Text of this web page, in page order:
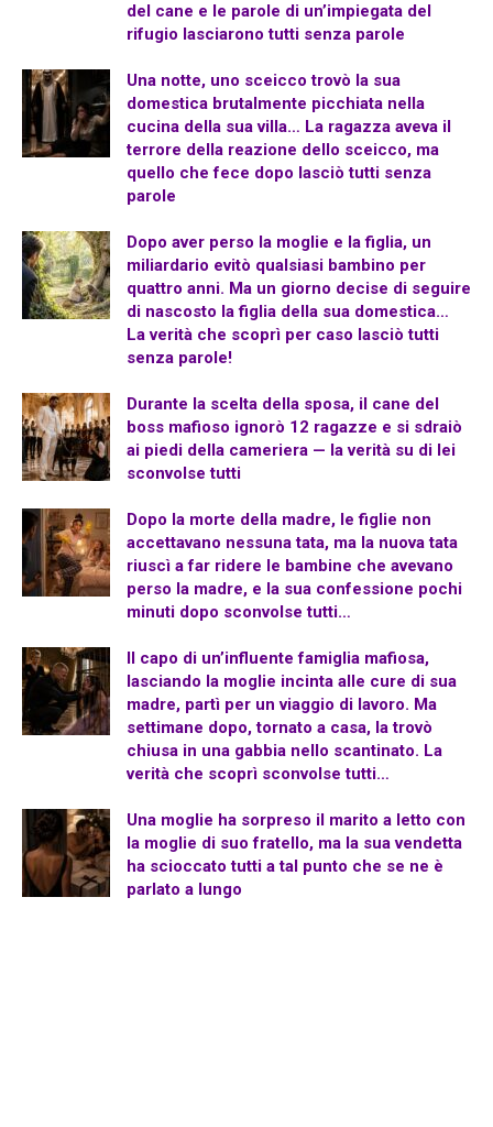
del cane e le parole di un’impiegata del
rifugio lasciarono tutti senza parole
Una notte, uno sceicco trovò la sua
domestica brutalmente picchiata nella
cucina della sua villa… La ragazza aveva il
terrore della reazione dello sceicco, ma
quello che fece dopo lasciò tutti senza
parole
Dopo aver perso la moglie e la figlia, un
miliardario evitò qualsiasi bambino per
quattro anni. Ma un giorno decise di seguire
di nascosto la figlia della sua domestica…
La verità che scoprì per caso lasciò tutti
senza parole!
Durante la scelta della sposa, il cane del
boss mafioso ignorò 12 ragazze e si sdraiò
ai piedi della cameriera — la verità su di lei
sconvolse tutti
Dopo la morte della madre, le figlie non
accettavano nessuna tata, ma la nuova tata
riuscì a far ridere le bambine che avevano
perso la madre, e la sua confessione pochi
minuti dopo sconvolse tutti…
Il capo di un’influente famiglia mafiosa,
lasciando la moglie incinta alle cure di sua
madre, partì per un viaggio di lavoro. Ma
settimane dopo, tornato a casa, la trovò
chiusa in una gabbia nello scantinato. La
verità che scoprì sconvolse tutti…
Una moglie ha sorpreso il marito a letto con
la moglie di suo fratello, ma la sua vendetta
ha scioccato tutti a tal punto che se ne è
parlato a lungo